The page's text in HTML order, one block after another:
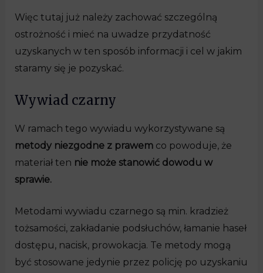
Więc tutaj już należy zachować szczególną
ostrożność i mieć na uwadze przydatność
uzyskanych w ten sposób informacji i cel w jakim
staramy się je pozyskać.
Wywiad czarny
W ramach tego wywiadu wykorzystywane są
metody niezgodne z prawemco powoduje, że
materiał ten nie może stanowić dowodu w
sprawie.
Metodami wywiadu czarnego są min. kradzież
tożsamości, zakładanie podsłuchów, łamanie haseł
dostępu, nacisk, prowokacja. Te metody mogą
być stosowane jedynie przez policję po uzyskaniu